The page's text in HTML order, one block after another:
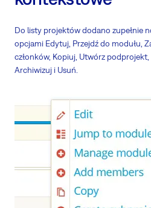
Do listy projektów dodano zupełnie
opcjami Edytuj, Przejdź do modułu,
członków, Kopiuj, Utwórz
Archiwizuj i Usuń.